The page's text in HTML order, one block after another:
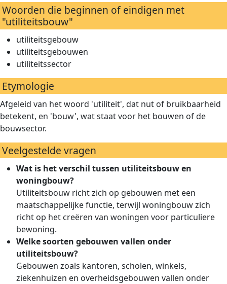
Woorden die beginnen of eindigen met
"utiliteitsbouw"
utiliteitsgebouw
utiliteitsgebouwen
utiliteitssector
Etymologie
Afgeleid van het woord 'utiliteit', dat nut of bruikbaarheid
betekent, en 'bouw', wat staat voor het bouwen of de
bouwsector.
Veelgestelde vragen
Wat is het verschil tussen utiliteitsbouw en
woningbouw?
Utiliteitsbouw richt zich op gebouwen met een
maatschappelijke functie, terwijl woningbouw zich
richt op het creëren van woningen voor particuliere
bewoning.
Welke soorten gebouwen vallen onder
utiliteitsbouw?
Gebouwen zoals kantoren, scholen, winkels,
ziekenhuizen en overheidsgebouwen vallen onder